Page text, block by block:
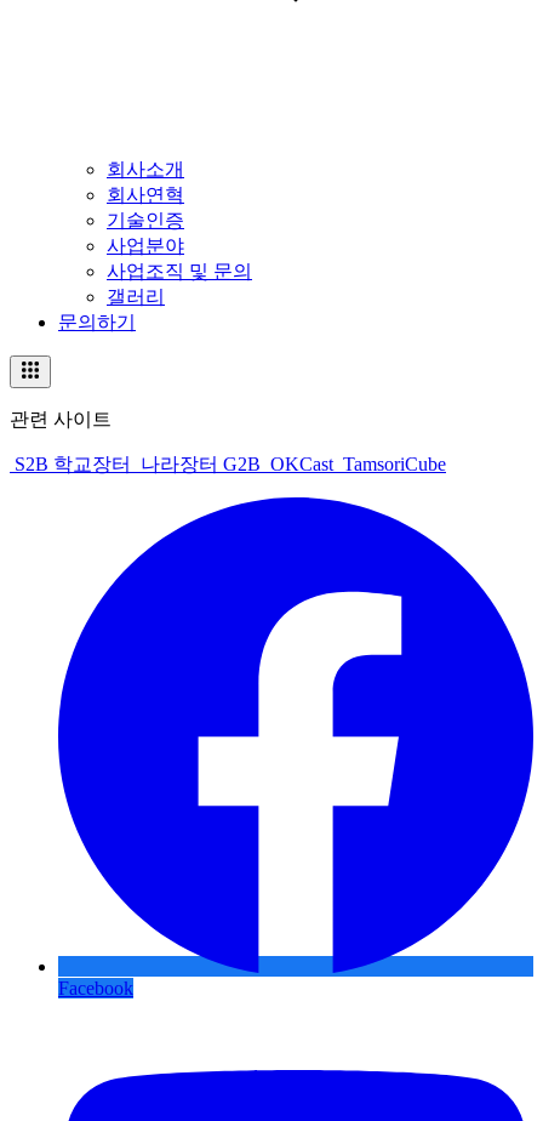
회사소개
회사연혁
기술인증
사업분야
사업조직 및 문의
갤러리
문의하기
관련 사이트
S2B 학교장터 나라장터 G2B OKCast TamsoriCube
Facebook